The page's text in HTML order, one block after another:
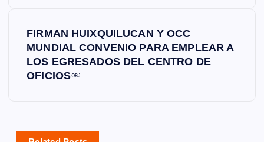
FIRMAN HUIXQUILUCAN Y OCC
MUNDIAL CONVENIO PARA EMPLEAR A
LOS EGRESADOS DEL CENTRO DE
OFICIOS￼